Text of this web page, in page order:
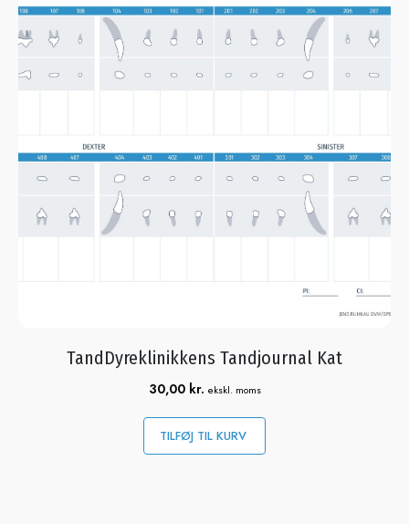
TandDyreklinikkens Tandjournal Kat
30,00 kr. ekskl. moms
TILFØJ TIL KURV